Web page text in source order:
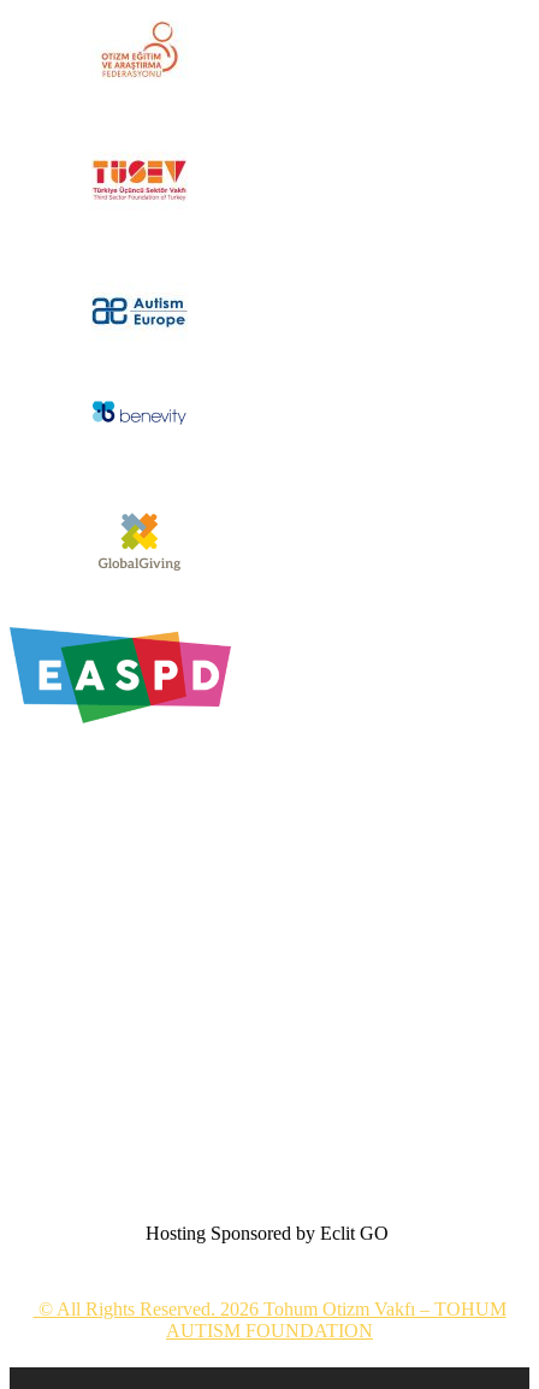
Hosting Sponsored by Eclit GO
© All Rights Reserved. 2026 Tohum Otizm Vakfı – TOHUM
AUTISM FOUNDATION